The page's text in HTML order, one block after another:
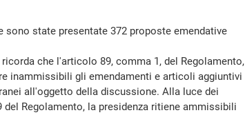
sono state presentate 372 proposte emendative
che l'articolo 89, comma 1, del Regolamento,
inammissibili gli emendamenti e articoli aggiuntivi
all'oggetto della discussione. Alla luce dei
Regolamento, la presidenza ritiene ammissibili